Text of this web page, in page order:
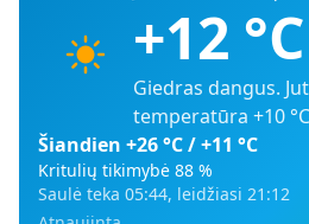
+12 °C
Giedras dangus.
temperatūra +10 °C
Šiandien +26°C /+11 °C
Kritulių tikimybė 88 %
Saulė teka 05:44, leidžiasi 21:12